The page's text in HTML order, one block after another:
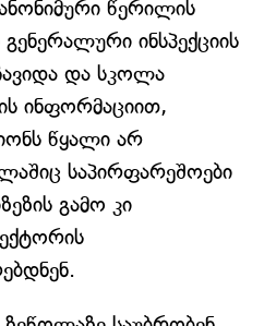
წერილის
ინსპექციის
და სკოლა
ინფორმაციით,
წყალი არ
საპირფარეშოები
გამო კი